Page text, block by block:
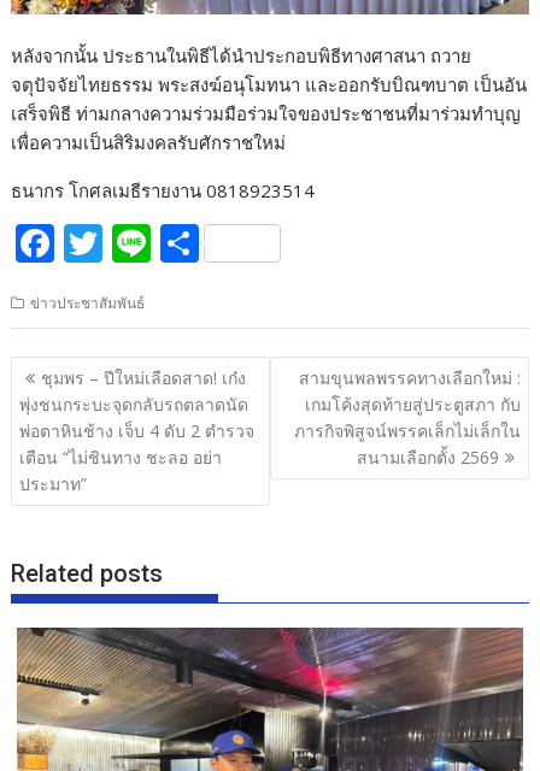
หลังจากนั้น ประธานในพิธีได้นำประกอบพิธีทางศาสนา ถวาย
จตุปัจจัยไทยธรรม พระสงฆ์อนุโมทนา และออกรับบิณฑบาต เป็นอัน
เสร็จพิธี ท่ามกลางความร่วมมือร่วมใจของประชาชนที่มาร่วมทำบุญ
เพื่อความเป็นสิริมงคลรับศักราชใหม่
ธนากร โกศลเมธีรายงาน 0818923514
F
e
b
o
o
k
T
itt
er
Li
e
S
ar
e
ข่าวประชาสัมพันธ์
แนะแนว
เรื่อง
ชุมพร – ปีใหม่เลือดสาด! เก๋ง
พุ่งชนกระบะจุดกลับรถตลาดนัด
พ่อตาหินช้าง เจ็บ 4 ดับ 2 ตำรวจ
เตือน “ไม่ชินทาง ชะลอ อย่า
ประมาท”
สามขุนพลพรรคทางเลือกใหม่ :
เกมโค้งสุดท้ายสู่ประตูสภา กับ
ภารกิจพิสูจน์พรรคเล็กไม่เล็กใน
สนามเลือกตั้ง 2569
Related posts